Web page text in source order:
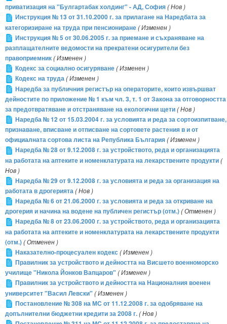
приватизация на "Булгартабак холдинг" - АД, София( Нов )
Инструкция № 13 от 31.10.2000 г. за прилагане на Наредбата за
категоризиране на труда при пенсиониране( Изменен )
Инструкция № 5 от 30.06.2005 г. за приемане и съхраняване на
разплащателните ведомости на прекратени осигурители без
правоприемник( Изменен )
Кодекс за социално осигуряване( Изменен )
Кодекс на труда( Изменен )
Наредба за публичния регистър на операторите, които извършват
дейностите по приложение № 1 към чл. 3, т. 1 от Закона за отговорността
за предотвратяване и отстраняване на екологични щети( Нов )
Наредба № 12 от 15.03.2004 г. за условията и реда за сортоизпитване,
признаване, вписване и отписване на сортовете растения в и от
официалната сортова листа на Република България( Изменен )
Наредба № 28 от 9.12.2008 г. за устройството, реда и организацията
на работата на аптеките и номенклатурата на лекарствените продукти(
Нов )
Наредба № 29 от 9.12.2008 г. за условията и реда за организация на
работата в дрогерията( Нов )
Наредба № 6 от 21.06.2000 г. за условията и реда за откриване на
дрогерия и начина на водене на публичен регистър (отм.)( Отменен )
Наредба № 8 от 23.06.2000 г. за устройството, реда и организацията
на работата на аптеките и номенклатурата на лекарствените продукти
(отм.)( Отменен )
Наказателно-процесуален кодекс( Изменен )
Правилник за устройството и дейността на Висшето военноморско
училище "Никола Йонков Вапцаров" ( Изменен )
Правилник за устройството и дейността на Националния военен
университет "Васил Левски" ( Изменен )
Постановление № 308 на МС от 11.12.2008 г. за одобряване на
допълнителни бюджетни кредити за 2008 г.( Нов )